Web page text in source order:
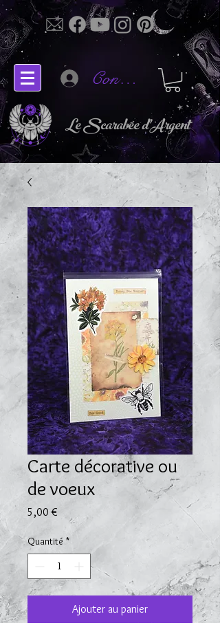
Connectez-vous
Le Scarabée d'Argent
Carte décorative ou
de voeux
5,00 €
Quantité *
Ajouter au panier